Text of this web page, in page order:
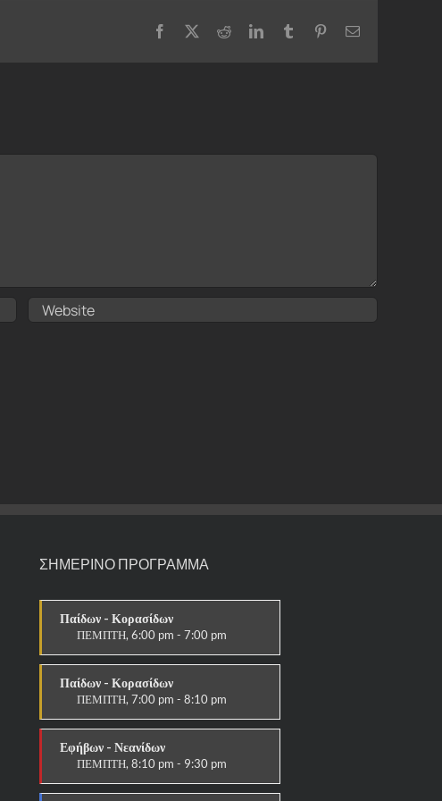
Facebook RedditLinkedInTumblr PinterestEmail
ΣΗΜΕΡΙΝΟ ΠΡΟΓΡΑΜΜΑ
Παίδων - Κορασίδων
ΠΕΜΠΤΗ, 6:00 pm - 7:00 pm
Παίδων - Κορασίδων
ΠΕΜΠΤΗ, 7:00 pm - 8:10 pm
Εφήβων - Νεανίδων
ΠΕΜΠΤΗ, 8:10 pm - 9:30 pm